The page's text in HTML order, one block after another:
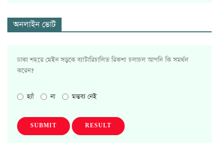
অনলাইন ভোট
ঢাকা শহরে মেইন সড়কে ব্যাটারিচালিত রিকশা চলাচল আপনি কি সমর্থন
করেন?
হ্যাঁ না মন্তব্য নেই
SUBMIT RESULT